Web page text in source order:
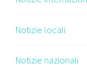
Notizie locali
Notizie nazionali